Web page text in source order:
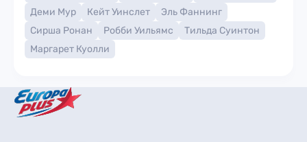
Деми Мур
Кейт Уинслет
Эль Фаннинг
Сирша Ронан
Робби Уильямс
Тильда Суинтон
Маргарет Куолли